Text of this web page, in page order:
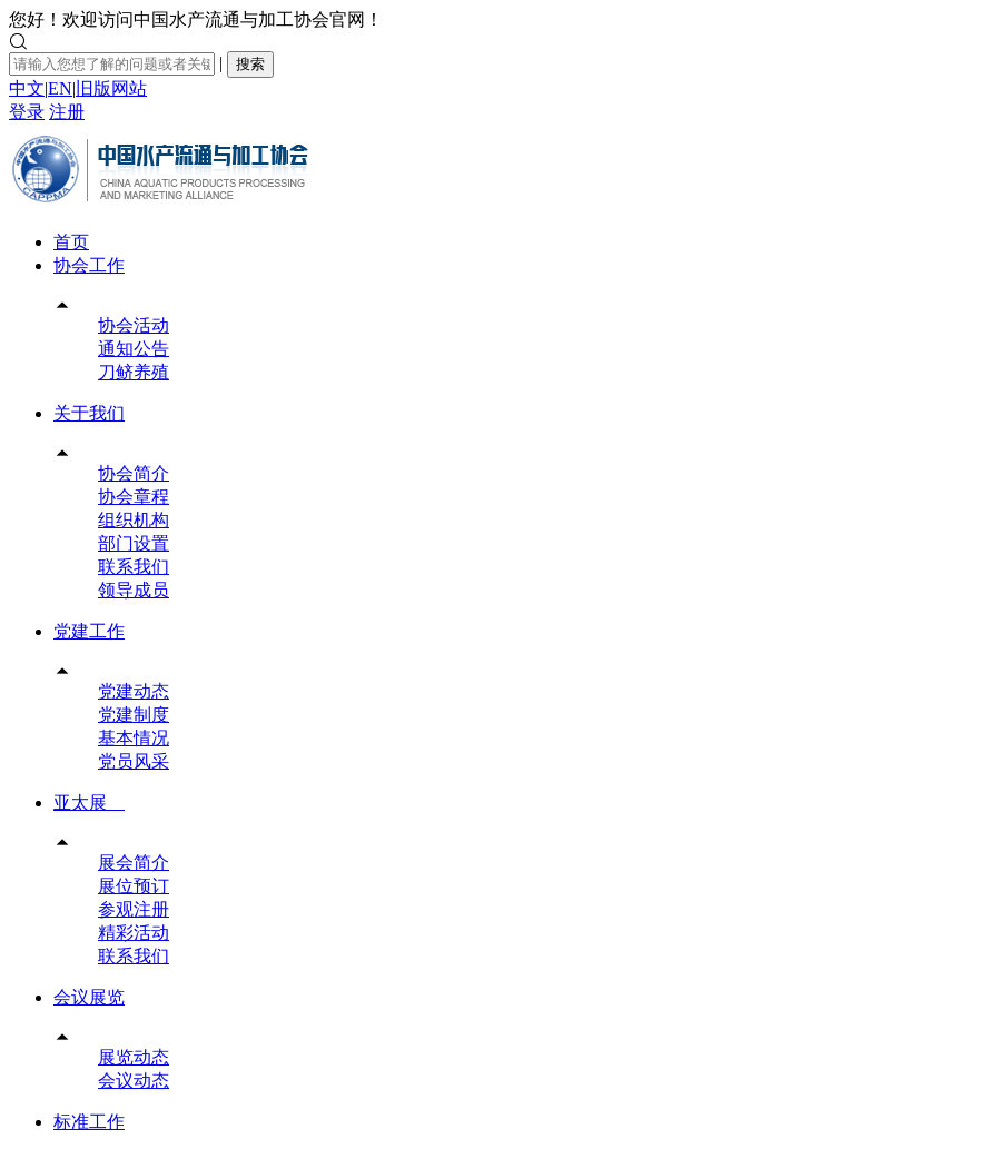
您好！欢迎访问中国水产流通与加工协会官网！

| 搜索
中文|EN| 旧版网站
登录 注册
首页
协会工作

协会活动
通知公告
刀鲚养殖
关于我们

协会简介
协会章程
组织机构
部门设置
联系我们
领导成员
党建工作

党建动态
党建制度
基本情况
党员风采
亚太展

展会简介
展位预订
参观注册
精彩活动
联系我们
会议展览

展览动态
会议动态
标准工作